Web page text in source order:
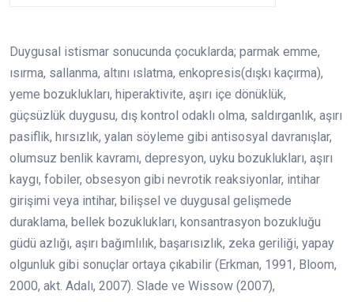
Duygusal istismar sonucunda çocuklarda; parmak emme,
ısırma, sallanma, altını ıslatma, enkopresis(dışkı kaçırma),
yeme bozuklukları, hiperaktivite, aşırı içe dönüklük,
güçsüzlük duygusu, dış kontrol odaklı olma, saldırganlık, aşırı
pasiflik, hırsızlık, yalan söyleme gibi antisosyal davranışlar,
olumsuz benlik kavramı, depresyon, uyku bozuklukları, aşırı
kaygı, fobiler, obsesyon gibi nevrotik reaksiyonlar, intihar
girişimi veya intihar, bilişsel ve duygusal gelişmede
duraklama, bellek bozuklukları, konsantrasyon bozukluğu
güdü azlığı, aşırı bağımlılık, başarısızlık, zeka geriliği, yapay
olgunluk gibi sonuçlar ortaya çıkabilir (Erkman, 1991, Bloom,
2000, akt. Adalı, 2007). Slade ve Wissow (2007),